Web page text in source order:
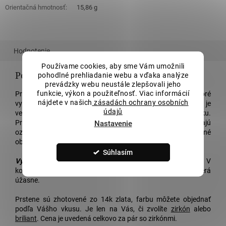
Používame cookies, aby sme Vám umožnili
pohodlné prehliadanie webu a vďaka analýze
prevádzky webu neustále zlepšovali jeho
funkcie, výkon a použiteľnosť. Viac informácií
nájdete v našich zásadách ochrany osobních
údajů
Nastavenie
Súhlasím
Orientačná hmotnosť: 15,86 g
Hodnotenie
Podrobný popis
Predstavujeme Vám tieto prekrásnesvadobné obrúčky
, ktoré
vyrábame len pre Vás! Tento modelsvadobných obrúčok
je
veľmi výrazný, keďže sú prstene celé vo vysokom lesku.
Prstene sú v jednej farbezlataa na jednej strane majú
ozdobnú drážku so vsadenými kameňmi. Tieto
svadobné
obrúčky
na Vašej ruke doslova zažiaria!
Výhody:
Model je nadčasový a príjemne sa nosí na ruke. V
kombinácii so zásnubným prsteňom rovnakej farby vyzerá
úžasne.
Prstene sú zhotovené zo 14k zlata, farbu môžete objednať
podľa Vášho vkusu. Je len na Vás, či zvolíte zirkón alebo
briliant. Cena je uvedená celkovo za pár so zirkónmi.